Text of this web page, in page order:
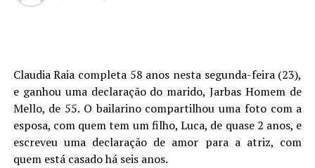
Claudia Raia completa 58 anos nesta segunda-feira (23),
e ganhou uma declaração do marido, Jarbas Homem de
Mello, de 55. O bailarino compartilhou uma foto com a
esposa, com quem tem um filho, Luca, de quase 2 anos, e
escreveu uma declaração de amor para a atriz, com
quem está casado há seis anos.